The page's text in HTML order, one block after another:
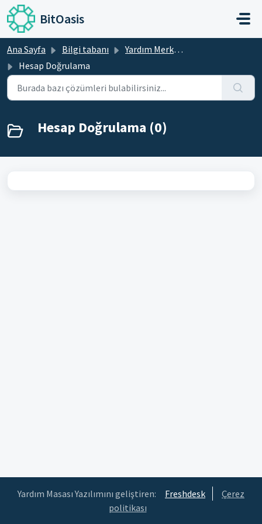
Ana içeriğe geç
BitOasis
Ana Sayfa Bilgi tabanı
Yardım Merkezi
Hesap Doğrulama
Hesap Doğrulama (0)
Yardım Masası Yazılımını geliştiren: Freshdesk
Çerez
politikası